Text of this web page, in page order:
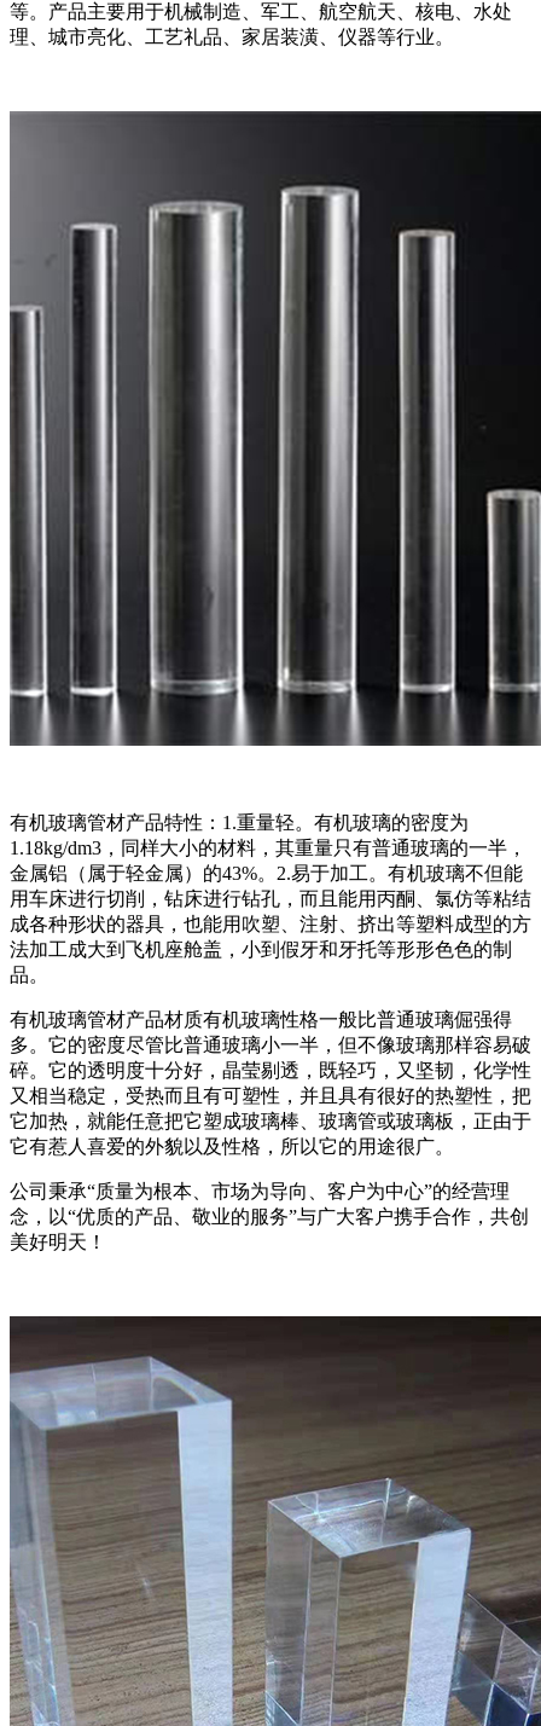
等。产品主要用于机械制造、军工、航空航天、核电、水处
理、城市亮化、工艺礼品、家居装潢、仪器等行业。
有机玻璃管材产品特性：1.重量轻。有机玻璃的密度为
1.18kg/dm3，同样大小的材料，其重量只有普通玻璃的一半，
金属铝（属于轻金属）的43%。2.易于加工。有机玻璃不但能
用车床进行切削，钻床进行钻孔，而且能用丙酮、氯仿等粘结
成各种形状的器具，也能用吹塑、注射、挤出等塑料成型的方
法加工成大到飞机座舱盖，小到假牙和牙托等形形色色的制
品。
有机玻璃管材产品材质有机玻璃性格一般比普通玻璃倔强得
多。它的密度尽管比普通玻璃小一半，但不像玻璃那样容易破
碎。它的透明度十分好，晶莹剔透，既轻巧，又坚韧，化学性
又相当稳定，受热而且有可塑性，并且具有很好的热塑性，把
它加热，就能任意把它塑成玻璃棒、玻璃管或玻璃板，正由于
它有惹人喜爱的外貌以及性格，所以它的用途很广。
公司秉承“质量为根本、市场为导向、客户为中心”的经营理
念，以“优质的产品、敬业的服务”与广大客户携手合作，共创
美好明天！